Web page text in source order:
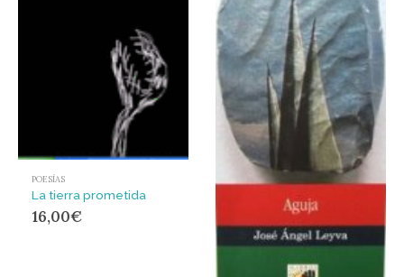
POESÍAS
La tierra prometida
16,00€